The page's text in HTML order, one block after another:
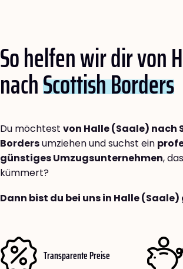
So helfen wir dir von
nachScottish Borders
Du möchtest von Halle (Saale) nach
Bordersumziehen und suchst ein
günstiges Umzugsunternehmen,
kümmert?
Dann bist du bei uns in Halle
Transparente Preise